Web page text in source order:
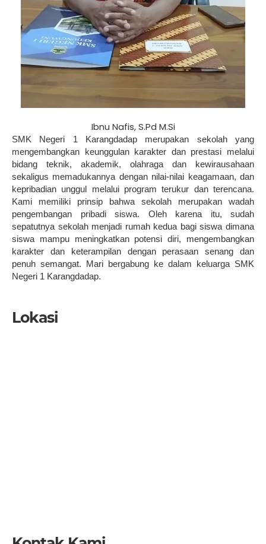
Ibnu Nafis, S.Pd M.Si
SMK Negeri 1 Karangdadap merupakan sekolah yang
mengembangkan keunggulan karakter dan prestasi melalui
bidang teknik, akademik, olahraga dan kewirausahaan
sekaligus memadukannya dengan nilai-nilai keagamaan, dan
kepribadian unggul melalui program terukur dan terencana.
Kami memiliki prinsip bahwa sekolah merupakan wadah
pengembangan pribadi siswa. Oleh karena itu, sudah
sepatutnya sekolah menjadi rumah kedua bagi siswa dimana
siswa mampu meningkatkan potensi diri, mengembangkan
karakter dan keterampilan dengan perasaan senang dan
penuh semangat. Mari bergabung ke dalam keluarga SMK
Negeri 1 Karangdadap.
Lokasi